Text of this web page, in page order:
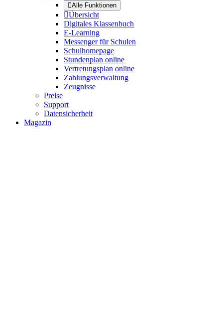
Alle Funktionen
Übersicht
Digitales Klassenbuch
E-Learning
Messenger für Schulen
Schulhomepage
Stundenplan online
Vertretungsplan online
Zahlungsverwaltung
Zeugnisse
Preise
Support
Datensicherheit
Magazin